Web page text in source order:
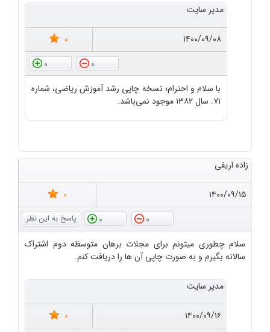
مدیر سایت
۱۴۰۰/۰۹/۰۸
0
0
0
با سلام و احترام؛ نسخه چاپی رشد آموزش ریاضی، شماره
۷۱. سال ۱۳۸۲ موجود نمی‌باشد.
زاده اریفی
۱۴۰۰/۰۹/۱۵
0
0
0
سلام چطوری میتونم برای مجلات برهان متوسظه دوم اشتراک
سالانه بگیرم و به صورت چاپی آن ها را دریافت کنم.
مدیر سایت
۱۴۰۰/۰۹/۱۶
0